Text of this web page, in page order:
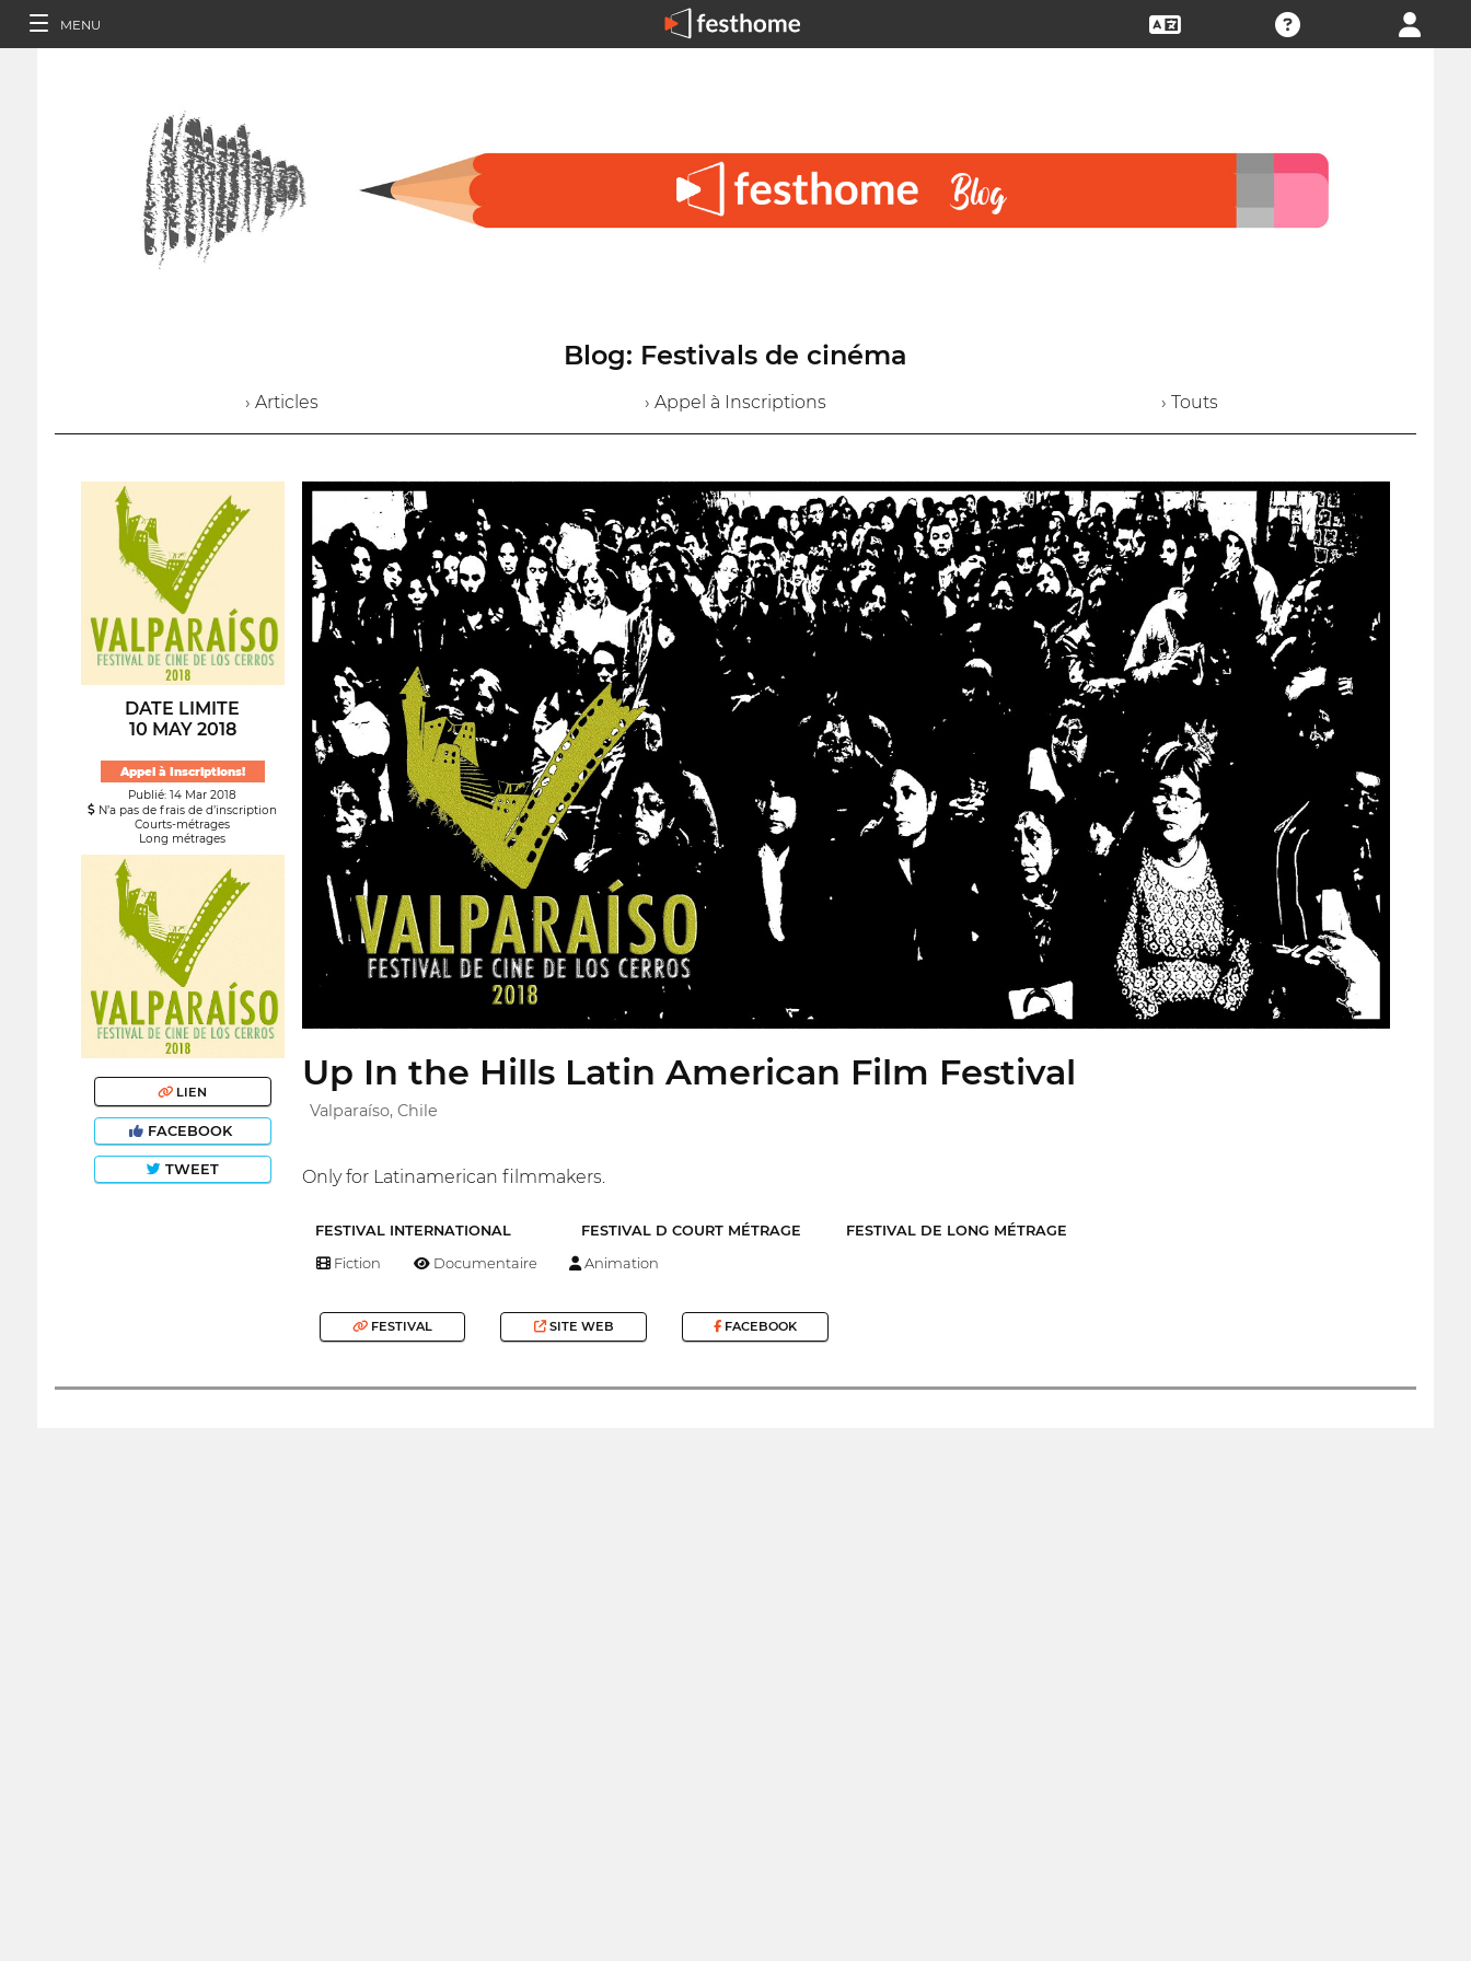
MENU
Blog: Festivals de cinéma
› Articles › Appel à Inscriptions › Touts
DATE LIMITE
10 MAY 2018
Appel à Inscriptions!
Publié: 14 Mar 2018
N’a pas de frais de d’inscription
Courts-métrages
Long métrages
LIEN
FACEBOOK
TWEET
Up In the Hills Latin American Film Festival
Valparaíso, Chile
Only for Latinamerican filmmakers.
FESTIVAL INTERNATIONAL FESTIVAL D COURT MÉTRAGE FESTIVAL DE LONG MÉTRAGE
Fiction Documentaire Animation
FESTIVAL SITE WEB FACEBOOK